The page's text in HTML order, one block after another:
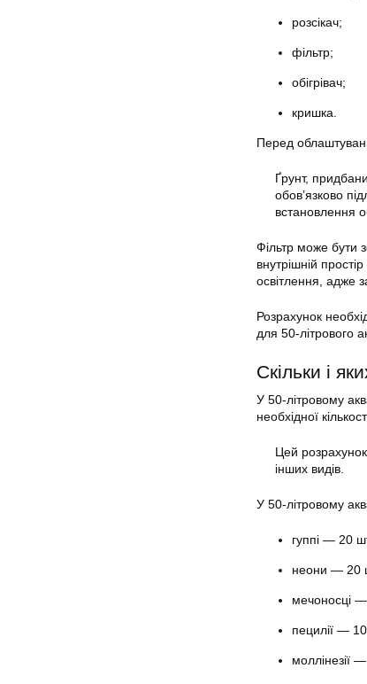
розсікач;
фільтр;
обігрівач;
кришка.
Перед
Ґрунт,
обов’язково
встановлення
Фільтр може бути
внутрішній
освітлення, адже
Розрахунок
для 50-літрового
Скільки і
У 50-літровому
необхідної
Цей
інших видів.
У 50-літровому
гуппі — 20
неони — 20
мечоносці
пецилії —
моллінезії